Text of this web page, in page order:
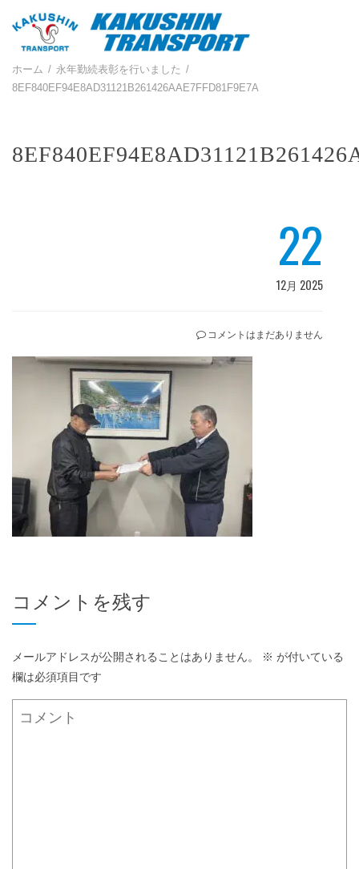
ホーム
永年勤続表彰を行いました
8EF840EF94E8AD31121B261426AAE7FFD81F9E7A
22
12月 2025
コメントはまだありません
コメントを残す
メールアドレスが公開されることはありません。 ※ が付いている
欄は必須項目です